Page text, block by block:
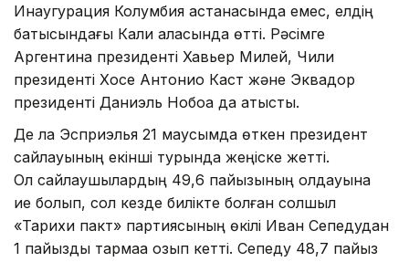
Инаугурация Колумбия астанасында емес, елдің
батысындағы Кали қаласында өтті. Рәсімге
Аргентина президенті Хавьер Милей, Чили
президенті Хосе Антонио Каст және Эквадор
президенті Даниэль Нобоа да қатысты.
Де ла Эсприэлья 21 маусымда өткен президент
сайлауының екінші турында жеңіске жетті.
Ол сайлаушылардың 49,6 пайызының қолдауына
ие болып, сол кезде билікте болған солшыл
«Тарихи пакт» партиясының өкілі Иван Сепедудан
1 пайыздық тармаққа озып кетті. Сепеду 48,7 пайыз